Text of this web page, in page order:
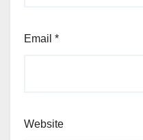
Email *
Website